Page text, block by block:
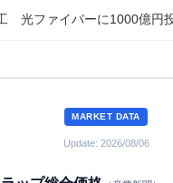
光ファイバーに1000億円
MARKET DATA
Update: 2026/08/06